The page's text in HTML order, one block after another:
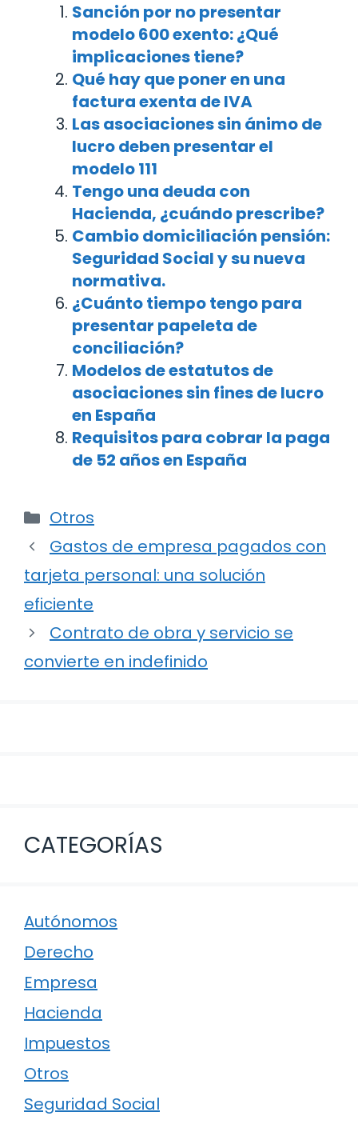
Sanción por no presentar
modelo 600 exento: ¿Qué
implicaciones tiene?
Qué hay que poner en una
factura exenta de IVA
Las asociaciones sin ánimo de
lucro deben presentar el
modelo 111
Tengo una deuda con
Hacienda, ¿cuándo prescribe?
Cambio domiciliación pensión:
Seguridad Social y su nueva
normativa.
¿Cuánto tiempo tengo para
presentar papeleta de
conciliación?
Modelos de estatutos de
asociaciones sin fines de lucro
en España
Requisitos para cobrar la paga
de 52 años en España
Categorías
Otros
Navegación
de
entradas
Gastos de empresa pagados con
tarjeta personal: una solución
eficiente
Contrato de obra y servicio se
convierte en indefinido
CATEGORÍAS
Autónomos
Derecho
Empresa
Hacienda
Impuestos
Otros
Seguridad Social